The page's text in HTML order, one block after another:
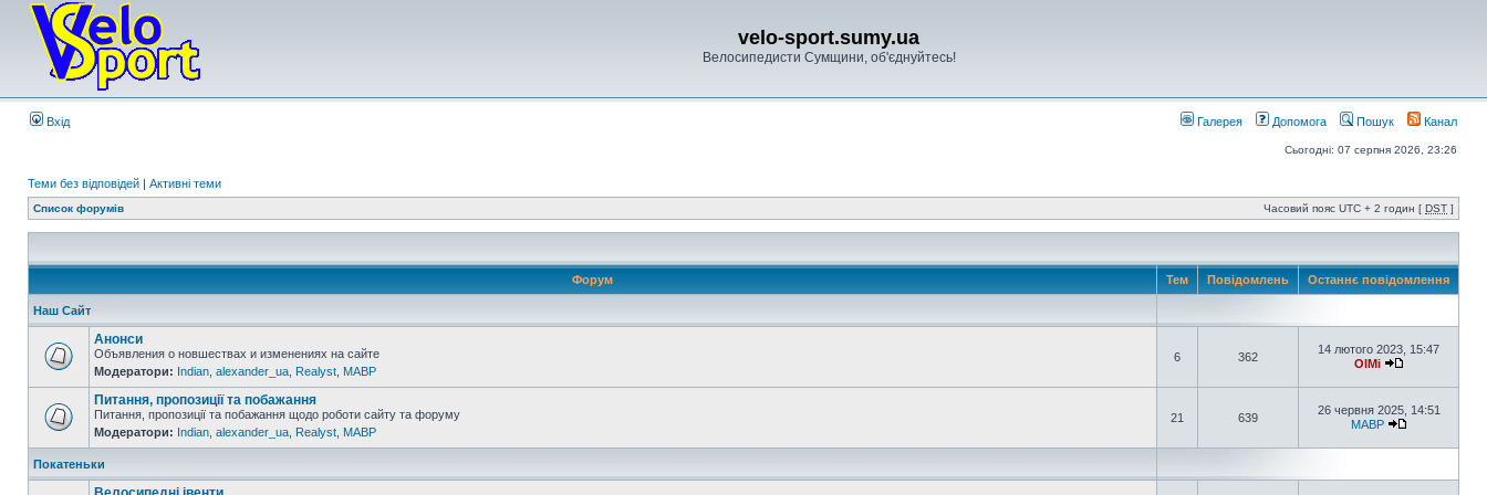
velo-sport.sumy.ua
Велосипедисти Сумщини, об'єднуйтесь!
Вхід Галерея Допомога Пошук Канал
Сьогодні: 07 серпня 2026, 23:26
Теми без відповідей | Активні теми
Список форумів Часовий пояс UTC + 2 годин [ DST ]
Форум Тем Повідомлень Останнє повідомлення
Наш Сайт
Анонси
Объявления о новшествах и изменениях на сайте
Модератори: Indian alexander_ua Realyst MABP
6 362
14 лютого 2023, 15:47
OlMi
Питання, пропозиції та побажання
Питання, пропозиції та побажання щодо роботи сайту та форуму
Модератори: Indian alexander_ua Realyst MABP
21 639
26 червня 2025, 14:51
MABP
Покатеньки